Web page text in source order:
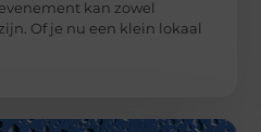
kan zowel
Of je nu een klein lokaal